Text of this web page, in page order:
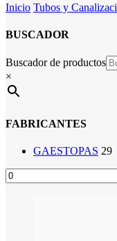
Inicio Tubos y
BUSCADOR
Buscador de productos
×
FABRICANTES
GAESTOPAS 29
Precio
mínimo